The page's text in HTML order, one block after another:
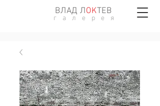
ВЛАД ЛОKТЕВ
г а л е р е я